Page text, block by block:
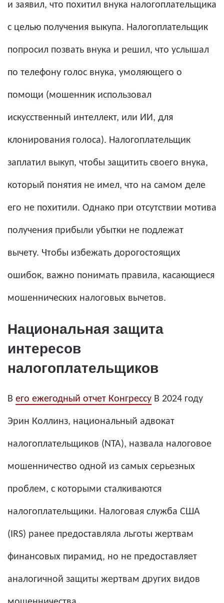
и заявил, что похитил внука налогоплательщика
с целью получения выкупа. Налогоплательщик
попросил позвать внука и решил, что услышал
по телефону голос внука, умоляющего о
помощи (мошенник использовал
искусственный интеллект, или ИИ, для
клонирования голоса). Налогоплательщик
заплатил выкуп, чтобы защитить своего внука,
который понятия не имел, что на самом деле
его не похитили. Однако при отсутствии мотива
получения прибыли убытки не подлежат
вычету. Чтобы избежать дорогостоящих
ошибок, важно понимать правила, касающиеся
мошеннических налоговых вычетов.
Национальная защита
интересов
налогоплательщиков
В его ежегодный отчет Конгрессу В 2024 году
Эрин Коллинз, национальный адвокат
налогоплательщиков (NTA), назвала налоговое
мошенничество одной из самых серьезных
проблем, с которыми сталкиваются
налогоплательщики. Налоговая служба США
(IRS) ранее предоставляла льготы жертвам
финансовых пирамид, но не предоставляет
аналогичной защиты жертвам других видов